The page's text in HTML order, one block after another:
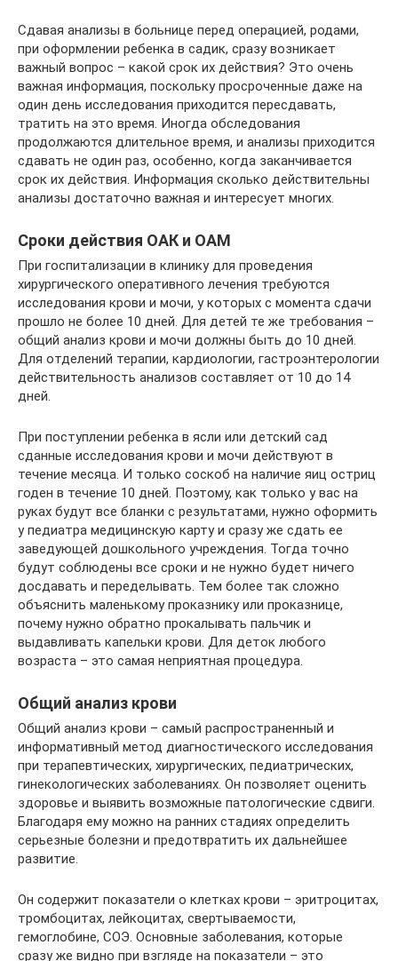
Сдавая анализы в больнице перед операцией, родами,
при оформлении ребенка в садик, сразу возникает
важный вопрос – какой срок их действия? Это очень
важная информация, поскольку просроченные даже на
один день исследования приходится пересдавать,
тратить на это время. Иногда обследования
продолжаются длительное время, и анализы приходится
сдавать не один раз, особенно, когда заканчивается
срок их действия. Информация сколько действительны
анализы достаточно важная и интересует многих.
Сроки действия ОАК и ОАМ
При госпитализации в клинику для проведения
хирургического оперативного лечения требуются
исследования крови и мочи, у которых с момента сдачи
прошло не более 10 дней. Для детей те же требования –
общий анализ крови и мочи должны быть до 10 дней.
Для отделений терапии, кардиологии, гастроэнтерологии
действительность анализов составляет от 10 до 14
дней.
При поступлении ребенка в ясли или детский сад
сданные исследования крови и мочи действуют в
течение месяца. И только соскоб на наличие яиц остриц
годен в течение 10 дней. Поэтому, как только у вас на
руках будут все бланки с результатами, нужно оформить
у педиатра медицинскую карту и сразу же сдать ее
заведующей дошкольного учреждения. Тогда точно
будут соблюдены все сроки и не нужно будет ничего
досдавать и переделывать. Тем более так сложно
объяснить маленькому проказнику или проказнице,
почему нужно обратно прокалывать пальчик и
выдавливать капельки крови. Для деток любого
возраста – это самая неприятная процедура.
Общий анализ крови
Общий анализ крови – самый распространенный и
информативный метод диагностического исследования
при терапевтических, хирургических, педиатрических,
гинекологических заболеваниях. Он позволяет оценить
здоровье и выявить возможные патологические сдвиги.
Благодаря ему можно на ранних стадиях определить
серьезные болезни и предотвратить их дальнейшее
развитие.
Он содержит показатели о клетках крови – эритроцитах,
тромбоцитах, лейкоцитах, свертываемости,
гемоглобине, СОЭ. Основные заболевания, которые
сразу же видно при взгляде на показатели – это